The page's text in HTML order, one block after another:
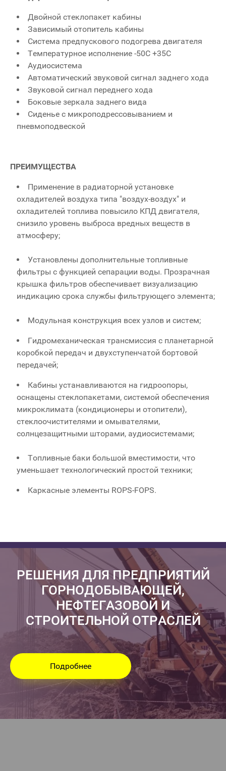
Двойной стеклопакет кабины
Зависимый отопитель кабины
Система предпускового подогрева двигателя
Температурное исполнение -50С +35С
Аудиосистема
Автоматический звуковой сигнал заднего хода
Звуковой сигнал переднего хода
Боковые зеркала заднего вида
Сиденье с микроподрессовыванием и
пневмоподвеской
ПРЕИМУЩЕСТВА
Применение в радиаторной установке
охладителей воздуха типа "воздух-воздух" и
охладителей топлива повысило КПД двигателя,
снизило уровень выброса вредных веществ в
атмосферу;
Установлены дополнительные топливные
фильтры с функцией сепарации воды. Прозрачная
крышка фильтров обеспечивает визуализацию
индикацию срока службы фильтрующего элемента;
Модульная конструкция всех узлов и систем;
Гидромеханическая трансмиссия с планетарной
коробкой передач и двухступенчатой бортовой
передачей;
Кабины устанавливаются на гидроопоры,
оснащены стеклопакетами, системой обеспечения
микроклимата (кондиционеры и отопители),
стеклоочистителями и омывателями,
солнцезащитными шторами, аудиосистемами;
Топливные баки большой вместимости, что
уменьшает технологический простой техники;
Каркасные элементы ROPS-FOPS.
РЕШЕНИЯ ДЛЯ ПРЕДПРИЯТИЙ
ГОРНОДОБЫВАЮЩЕЙ,
НЕФТЕГАЗОВОЙ И
СТРОИТЕЛЬНОЙ ОТРАСЛЕЙ
Подробнее